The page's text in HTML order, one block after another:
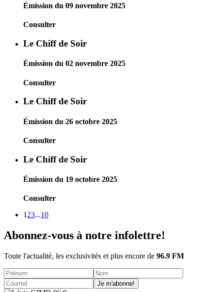
Émission du 09 novembre 2025
Consulter
Le Chiff de Soir
Émission du 02 novembre 2025
Consulter
Le Chiff de Soir
Émission du 26 octobre 2025
Consulter
Le Chiff de Soir
Émission du 19 octobre 2025
Consulter
1 23...10
Abonnez-vous à notre infolettre!
Toute l'actualité, les exclusivités et plus encore de 96.9 FM
Je m'abonne!